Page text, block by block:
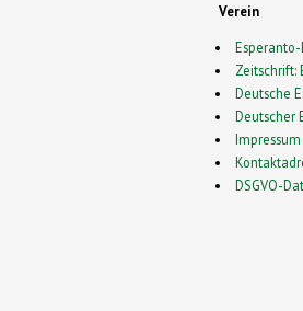
Verein
Zeitschrift:
Deutsche
Deutscher
Impressum
DSGVO-